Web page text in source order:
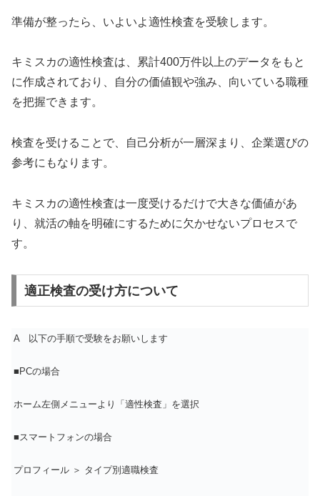
準備が整ったら、いよいよ適性検査を受験します。
キミスカの適性検査は、累計400万件以上のデータをもと
に作成されており、自分の価値観や強み、向いている職種
を把握できます。
検査を受けることで、自己分析が一層深まり、企業選びの
参考にもなります。
キミスカの適性検査は一度受けるだけで大きな価値があ
り、就活の軸を明確にするために欠かせないプロセスで
す。
適正検査の受け方について
A 以下の手順で受験をお願いします
■PCの場合
ホーム左側メニューより「適性検査」を選択
■スマートフォンの場合
プロフィール ＞ タイプ別適職検査